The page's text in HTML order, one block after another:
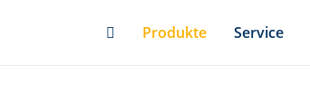
Produkte Service